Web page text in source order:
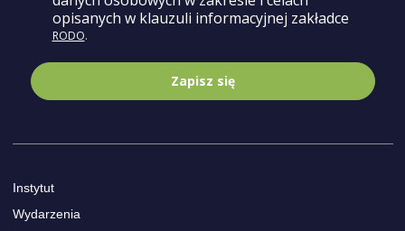
opisanych w klauzuli informacyjnej zakładce
RODO.
Zapisz się
Instytut
Wydarzenia